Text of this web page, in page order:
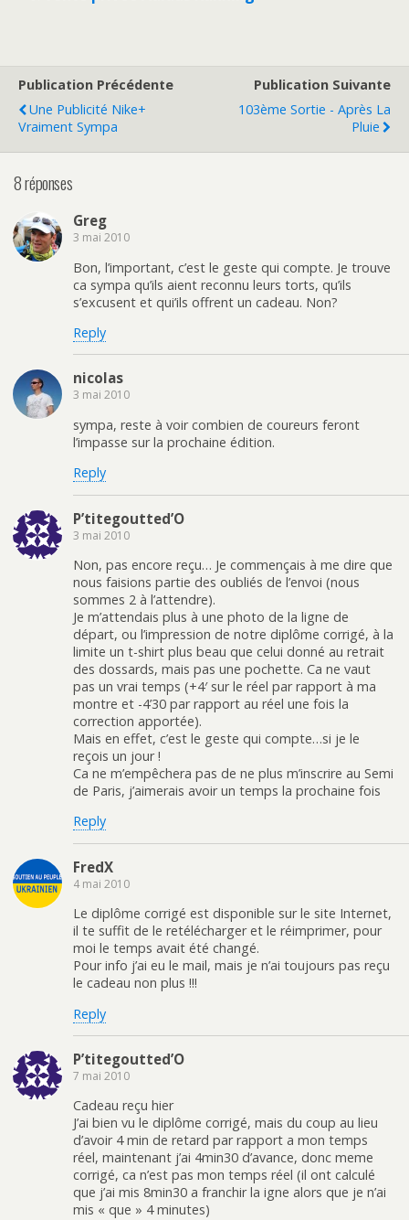
Publication Précédente
Une Publicité Nike+
Vraiment Sympa
Publication Suivante
103ème Sortie - Après La
Pluie
8 réponses
Greg
3 mai 2010
Bon, l’important, c’est le geste qui compte. Je trouve
ca sympa qu’ils aient reconnu leurs torts, qu’ils
s’excusent et qui’ils offrent un cadeau. Non?
Reply
nicolas
3 mai 2010
sympa, reste à voir combien de coureurs feront
l’impasse sur la prochaine édition.
Reply
P’titegoutted’O
3 mai 2010
Non, pas encore reçu… Je commençais à me dire que
nous faisions partie des oubliés de l’envoi (nous
sommes 2 à l’attendre).
Je m’attendais plus à une photo de la ligne de
départ, ou l’impression de notre diplôme corrigé, à la
limite un t-shirt plus beau que celui donné au retrait
des dossards, mais pas une pochette. Ca ne vaut
pas un vrai temps (+4′ sur le réel par rapport à ma
montre et -4’30 par rapport au réel une fois la
correction apportée).
Mais en effet, c’est le geste qui compte…si je le
reçois un jour !
Ca ne m’empêchera pas de ne plus m’inscrire au Semi
de Paris, j’aimerais avoir un temps la prochaine fois
Reply
FredX
4 mai 2010
Le diplôme corrigé est disponible sur le site Internet,
il te suffit de le retélécharger et le réimprimer, pour
moi le temps avait été changé.
Pour info j’ai eu le mail, mais je n’ai toujours pas reçu
le cadeau non plus !!!
Reply
P’titegoutted’O
7 mai 2010
Cadeau reçu hier
J’ai bien vu le diplôme corrigé, mais du coup au lieu
d’avoir 4 min de retard par rapport a mon temps
réel, maintenant j’ai 4min30 d’avance, donc meme
corrigé, ca n’est pas mon temps réel (il ont calculé
que j’ai mis 8min30 a franchir la igne alors que je n’ai
mis « que » 4 minutes)